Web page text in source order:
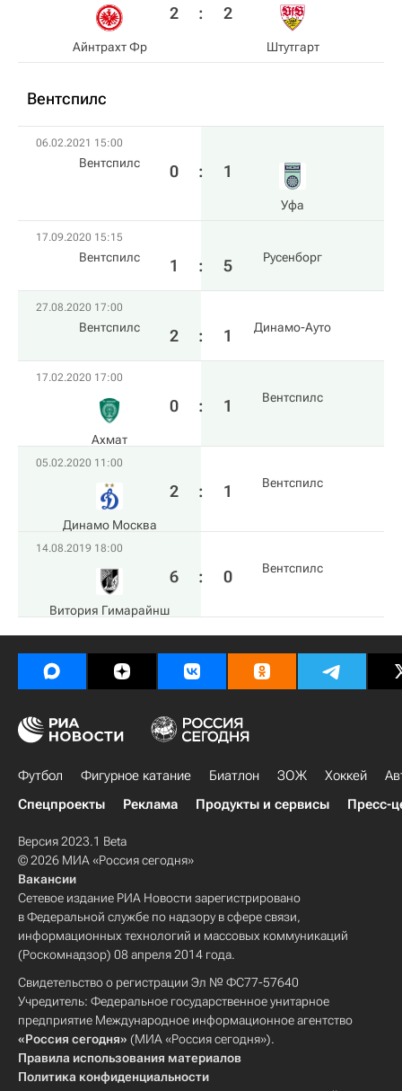
Айнтрахт Фр
2 : 2
Штутгарт
Вентспилс
06.02.2021 15:00
Вентспилс 0 : 1
Уфа
17.09.2020 15:15
Вентспилс 1 : 5 Русенборг
27.08.2020 17:00
Вентспилс 2 : 1 Динамо-Ауто
17.02.2020 17:00
Ахмат
0 : 1 Вентспилс
05.02.2020 11:00
Динамо Москва
2 : 1 Вентспилс
14.08.2019 18:00
Витория Гимарайнш
6 : 0 Вентспилс
Футбол Фигурное катание Биатлон ЗОЖ Хоккей
Спецпроекты
Реклама Продукты и сервисы Пресс-
Версия 2023.1 Beta
© 2026 МИА «Россия сегодня»
Вакансии
Сетевое издание РИА Новости зарегистрировано
в Федеральной службе по надзору в сфере связи,
информационных технологий и массовых коммуникаций
(Роскомнадзор) 08 апреля 2014 года.
Свидетельство о регистрации Эл № ФС77-57640
Учредитель: Федеральное государственное унитарное
предприятие Международное информационное агентство
«Россия сегодня» (МИА «Россия сегодня»).
Правила использования материалов
Политика конфиденциальности